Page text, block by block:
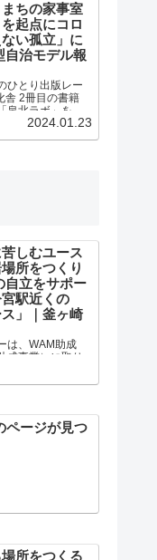
まちの家事室
を起点にコロ
い孤立」に
自治モデル報
ひとり出版レー
舎 2冊目の書籍
泉北ラボ」を起
見えない孤立」
2024.01.23
しむユース
所をつくり
自立をサポー
宮駅近くの
ス」｜釜ヶ崎
は、WAM助成
成事業）に取り
参加バージョン
ました。 編集・
歳から2...
ページが見つ
所をつくる